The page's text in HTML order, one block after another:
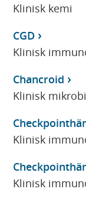
Klinisk kemi
CGD
Klinisk
Chancroid
Klinisk
Klinisk
Klinisk